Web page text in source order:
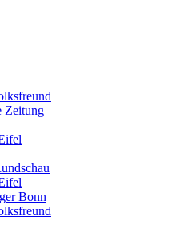
Zeitung
Bonn